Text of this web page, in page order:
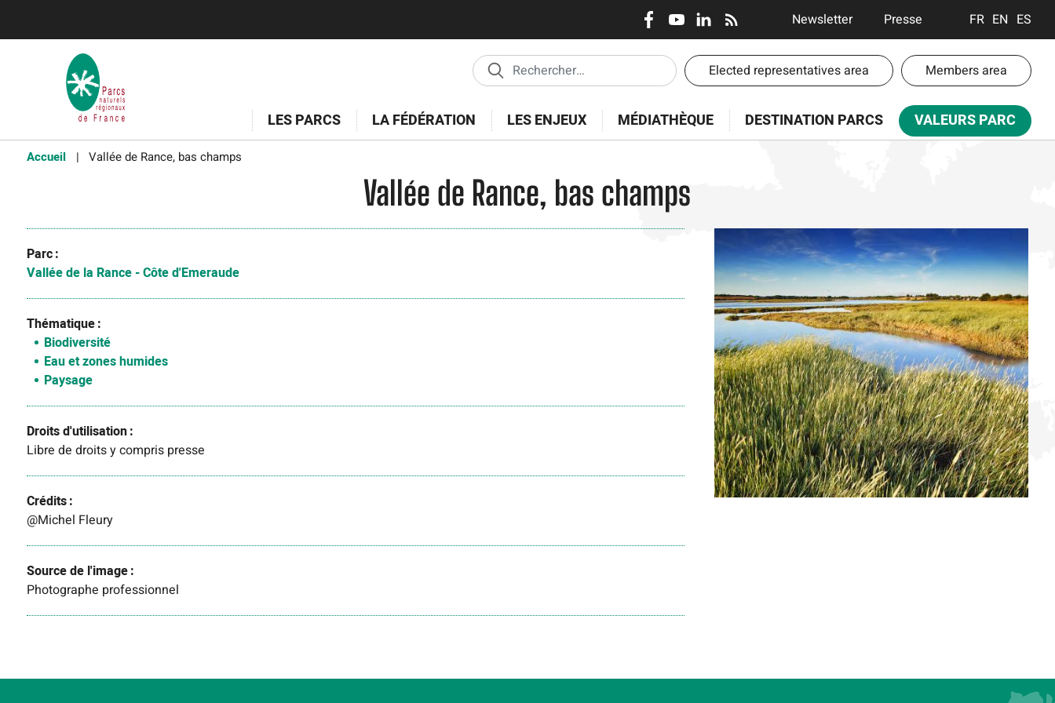
content
Réseaux
sociaux
En-
tête
-
Communication
Newsletter Presse FRANÇAIS
ENGLISH
En-
tête
-
Espaces
Elected representatives area Members area
LES PARCS LA FÉDÉRATION LES ENJEUX MÉDIATHÈQUE DESTINATION PARCS VALEURS PARC
Accueil Vallée de Rance, bas champs
Vallée de Rance, bas champs
Parc
Vallée de la Rance - Côte d'Emeraude
Thématique
Biodiversité
Eau et zones humides
Paysage
Droits d'utilisation
Libre de droits y compris presse
Crédits
@Michel Fleury
Source de l'image
Photographe professionnel